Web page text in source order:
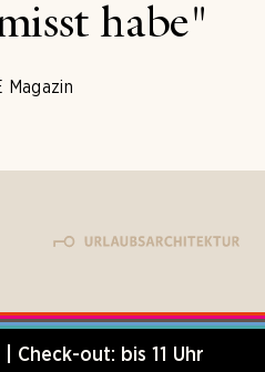
habe"
Magazin
Check-out: bis 11 Uhr